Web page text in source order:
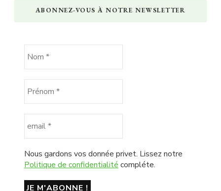
ABONNEZ-VOUS À NOTRE NEWSLETTER
Nous gardons vos donnée privet. Lissez notre
Politique de confidentialité compléte.